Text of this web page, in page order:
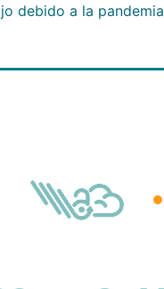
debido a la pandemia